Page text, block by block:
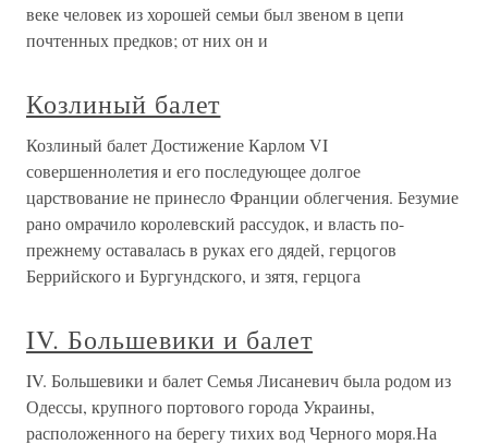
веке человек из хорошей семьи был звеном в цепи
почтенных предков; от них он и
Козлиный балет
Козлиный балет Достижение Карлом VI
совершеннолетия и его последующее долгое
царствование не принесло Франции облегчения. Безумие
рано омрачило королевский рассудок, и власть по-
прежнему оставалась в руках его дядей, герцогов
Беррийского и Бургундского, и зятя, герцога
IV. Большевики и балет
IV. Большевики и балет Семья Лисаневич была родом из
Одессы, крупного портового города Украины,
расположенного на берегу тихих вод Черного моря.На